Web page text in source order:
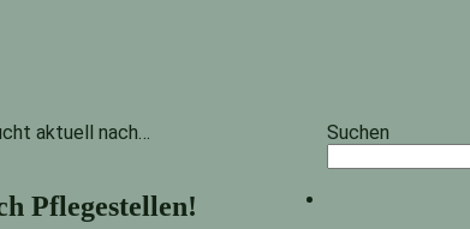
aktuell nach…
Pflegestellen!
Suchen